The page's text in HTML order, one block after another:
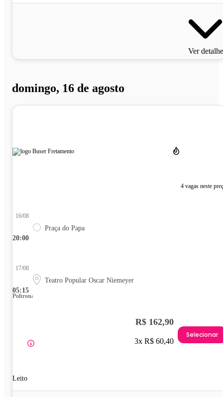
Ver
domingo, 16 de agosto
4 vagas neste
20:00
16/08
Praça do Papa
05:15
17/08
Teatro Popular Oscar Niemeyer
Poltrona
Leito
R$ 162,90
3x R$ 60,40
Selecionar